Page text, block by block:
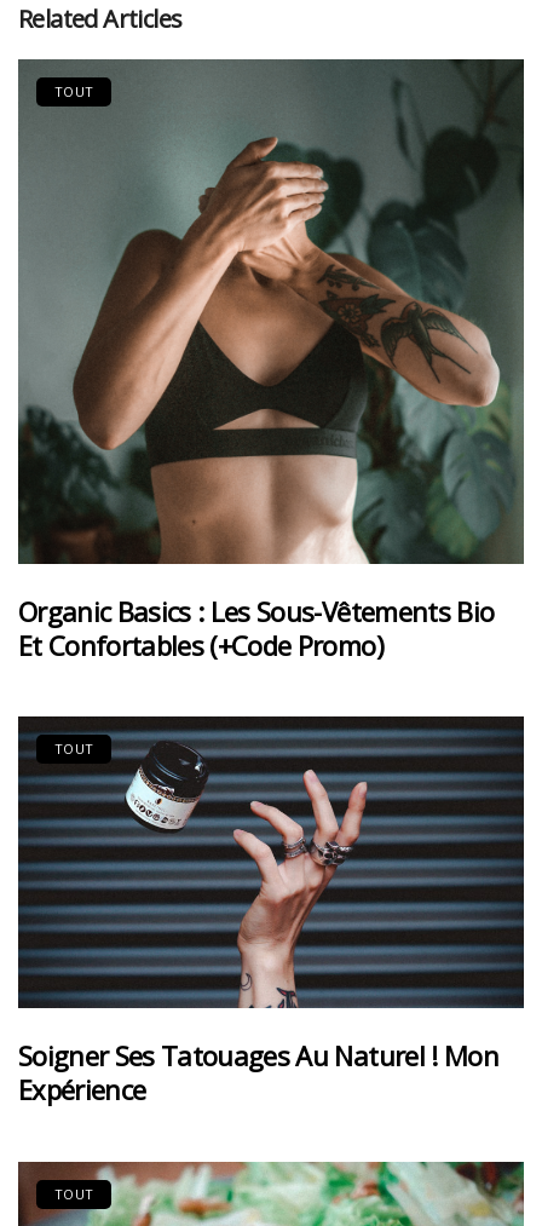
Related Articles
TOUT
Organic Basics : Les Sous-Vêtements Bio
Et Confortables (+code Promo)
TOUT
Soigner Ses Tatouages Au Naturel ! Mon
Expérience
TOUT